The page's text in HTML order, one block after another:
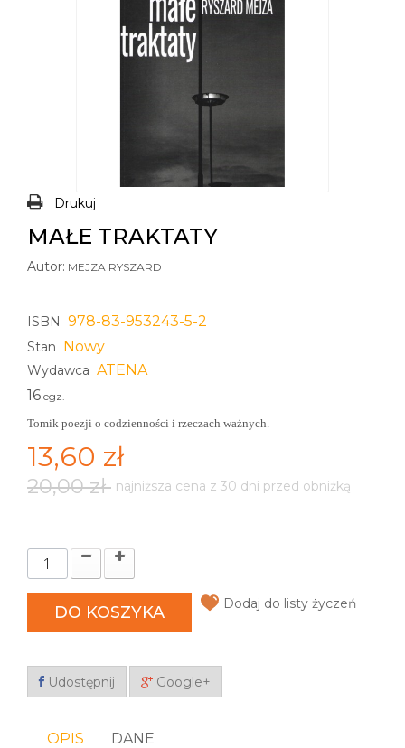
Drukuj
MAŁE TRAKTATY
Autor: MEJZA RYSZARD
ISBN 978-83-953243-5-2
Stan Nowy
Wydawca ATENA
16 egz.
Tomik poezji o codzienności i rzeczach ważnych.
13,60 zł
20,00 zł najniższa cena z 30 dni przed obniżką
DO KOSZYKA Dodaj do listy życzeń
Udostępnij Google+
OPIS DANE